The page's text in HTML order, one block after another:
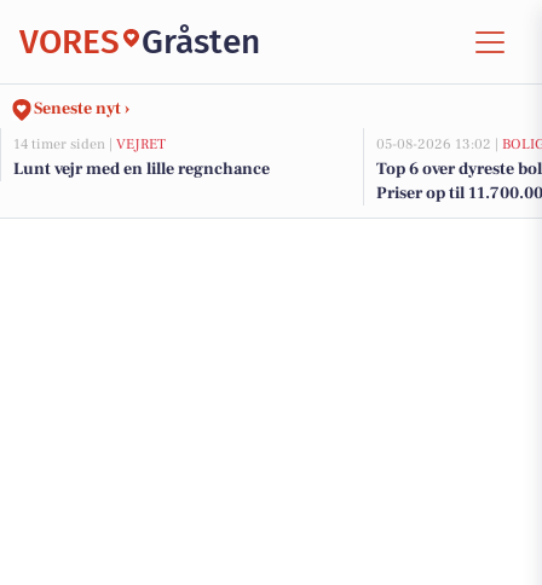
VORES Gråsten
Seneste nyt ›
14 timer siden | VEJRET
Lunt vejr med en lille regnchance
05-08-2026 13:02 |
Top 6 over dyreste
Priser op til